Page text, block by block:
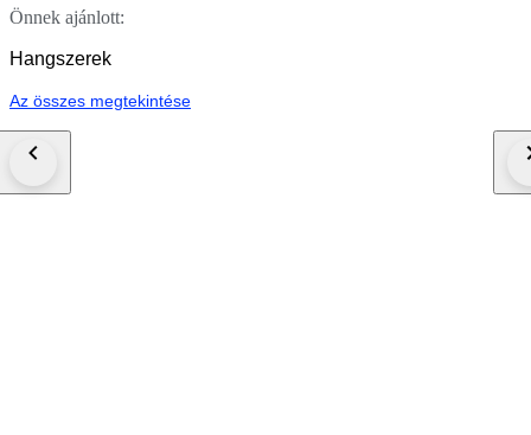
Önnek ajánlott:
Hangszerek
Az összes megtekintése